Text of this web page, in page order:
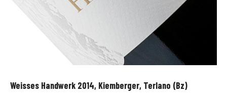
Weisses Handwerk 2014, Kiemberger, Terlano (Bz)